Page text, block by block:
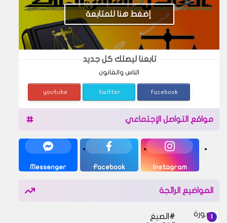
إضغط هنا للمتابعة
تابعنا ليصلك كل جديد
الناس والقانون
facebook
twitter
youtube
مواقع التواصل الإجتماعي
Instagram
Facebook
Messenger
المواضيع الرائجة
الصيغ